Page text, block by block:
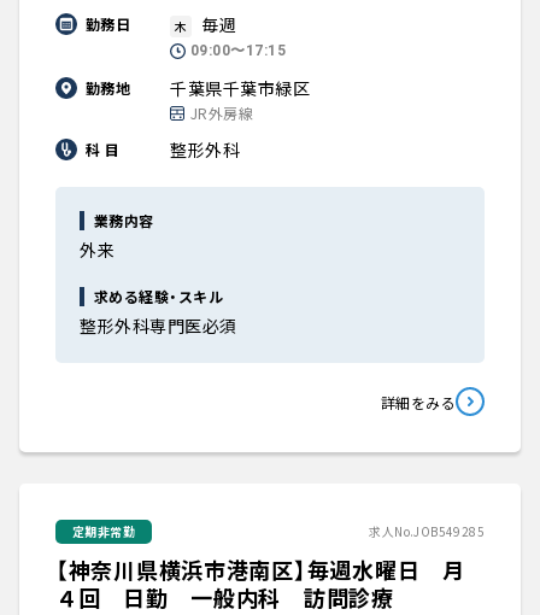
勤務日 木 毎週
09:00〜17:15
勤務地 千葉県千葉市緑区
JR外房線
科 目
整形外科
業務内容
外来
求める経験・スキル
整形外科専門医必須
詳細をみる
定期非常勤 求人No.JOB549285
【神奈川県横浜市港南区】毎週水曜日 月
４回 日勤 一般内科 訪問診療